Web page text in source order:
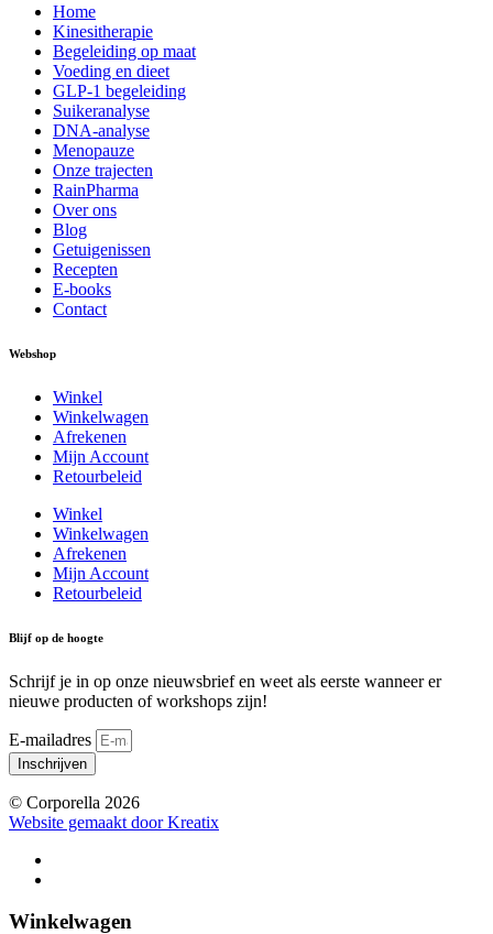
Home
Kinesitherapie
Begeleiding op maat
Voeding en dieet
GLP-1 begeleiding
Suikeranalyse
DNA-analyse
Menopauze
Onze trajecten
RainPharma
Over ons
Blog
Getuigenissen
Recepten
E-books
Contact
Webshop
Winkel
Winkelwagen
Afrekenen
Mijn Account
Retourbeleid
Winkel
Winkelwagen
Afrekenen
Mijn Account
Retourbeleid
Blijf op de hoogte
Schrijf je in op onze nieuwsbrief en weet als eerste wanneer er
nieuwe producten of workshops zijn!
E-mailadres
Inschrijven
© Corporella 2026
Website gemaakt door Kreatix
Winkelwagen